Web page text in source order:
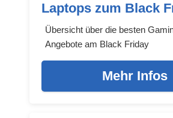
Laptops zum Black
Übersicht über die besten
Angebote am Black Friday
Mehr Infos